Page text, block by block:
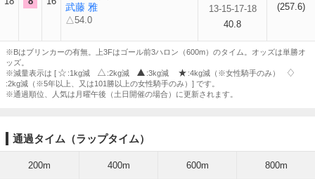
武藤 雅
△54.0
13-15-17-18
40.8
(257.6)
※Bはブリンカーの有無。上3Fはゴール前3ハロン（600m）のタイム。オッズは単勝オ
ッズ。
※減量表示は [
:1kg減 :2kg減 :3kg減
:4kg減（※女性騎手のみ）
:2kg減（※5年以上、又は101勝以上の女性騎手のみ）] です。
※通過順位、人気は月曜午後（土日開催の場合）に更新されます。
通過タイム（ラップタイム）
200m 400m 600m 800m